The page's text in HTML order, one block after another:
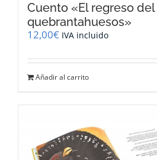
Cuento «El regreso del
quebrantahuesos»
12,00€ IVA incluido
Añadir al carrito